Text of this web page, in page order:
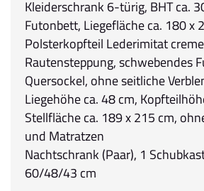
Kleiderschrank 6-türig, BHT ca.
Futonbett, Liegefläche ca. 180 x
Polsterkopfteil Lederimitat
Rautensteppung, schwebendes
Quersockel, ohne seitliche
Liegehöhe ca. 48 cm,
Stellfläche ca. 189 x 215 cm,
und Matratzen
Nachtschrank (Paar), 1
60/48/43 cm